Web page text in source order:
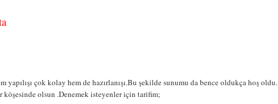
yapılışı çok kolay hem de hazırlanışı.Bu şekilde sunumu da bence oldukça hoş oldu.
köşesinde olsun .Denemek isteyenler için tarifim;